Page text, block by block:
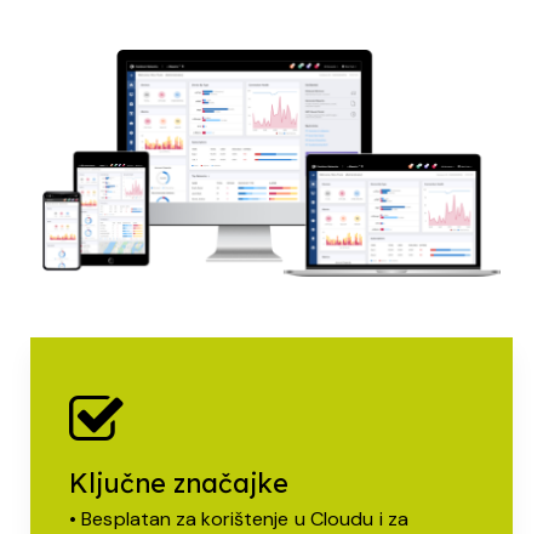
Ključne značajke
• Besplatan za korištenje u Cloudu i za